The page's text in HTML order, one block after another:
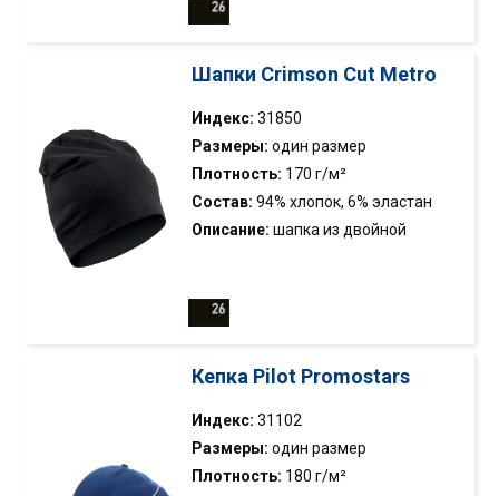
Шапки Crimson Cut Metro
Индекс: 31850
Размеры: один размер
Плотность: 170 г/м²
Состав: 94% хлопок, 6% эластан
Описание: шапка из двойной
Tunnel
Кепка Pilot Promostars
Индекс: 31102
Размеры: один размер
Плотность: 180 г/м²